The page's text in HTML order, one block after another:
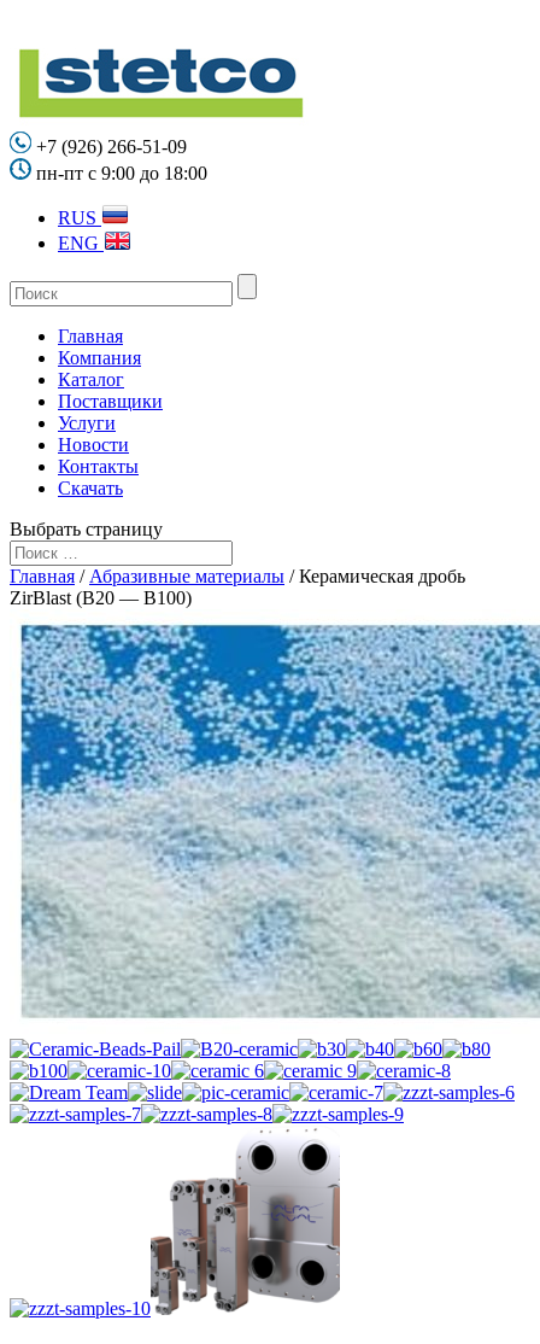
+7 (926) 266-51-09
пн-пт с 9:00 до 18:00
RUS
ENG
Главная
Компания
Каталог
Поставщики
Услуги
Новости
Контакты
Скачать
Выбрать страницу
Главная / Абразивные материалы / Керамическая дробь
ZirBlast (B20 — B100)